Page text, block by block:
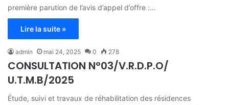
première parution de l’avis d’appel d’offre :…
Lire la suite »
admin mai 24, 2025 0 278
CONSULTATION N°03/V.R.D.P.O/
U.T.M.B/2025
Étude, suivi et travaux de réhabilitation des résidences